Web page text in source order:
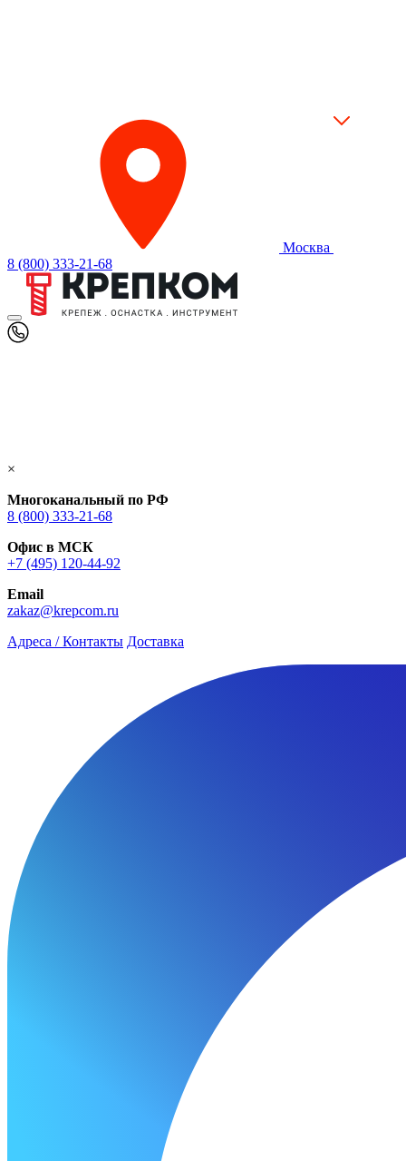
Москва
8 (800) 333-21-68
×
Многоканальный по РФ
8 (800) 333‑21-68
Офис в МСК
+7 (495) 120-44-92
Email
zakaz@krepcom.ru
Адреса / Контакты Доставка